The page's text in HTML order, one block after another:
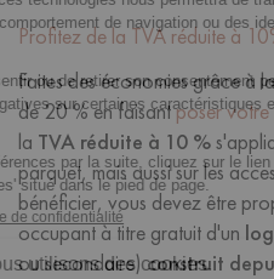
Profitez de la TVA réduite à
Faites des économies grâce à
de 20 % en faisantposer
la TVA réduite à 10 %
parquet, mais aussi sur les
bénéficier, vous devez être
occupant à titre gratuit d'un
ou secondaire)construit